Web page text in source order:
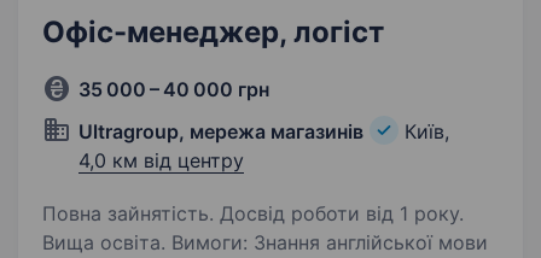
Офіс-менеджер, логіст
35 000 – 40 000 грн
Ultragroup, мережа магазинів
Київ,
4,0 км від центру
Повна зайнятість. Досвід роботи від 1 року.
Вища освіта. Вимоги: Знання англійської мови